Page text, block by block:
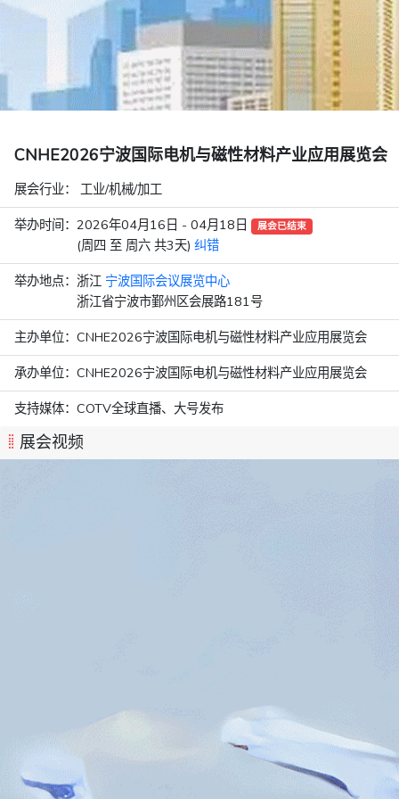
CNHE2026宁波国际电机与磁性材料产业应用展览会
展会行业： 工业/机械/加工
举办时间： 2026年04月16日 - 04月18日 展会已结束
(周四 至 周六 共3天) 纠错
举办地点： 浙江 宁波国际会议展览中心
浙江省宁波市鄞州区会展路181号
主办单位： CNHE2026宁波国际电机与磁性材料产业应用展览会
承办单位： CNHE2026宁波国际电机与磁性材料产业应用展览会
支持媒体： COTV全球直播、大号发布
展会视频